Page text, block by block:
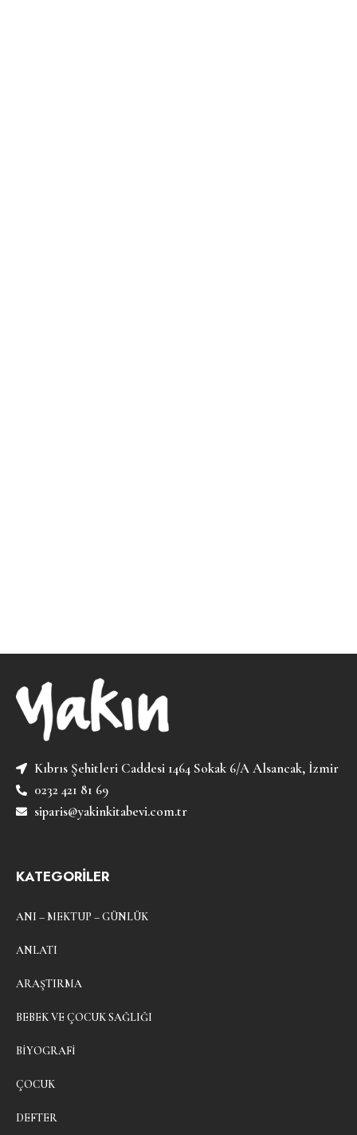
Kıbrıs Şehitleri Caddesi 1464 Sokak 6/A Alsancak, İzmir
0232 421 81 69
siparis@yakinkitabevi.com.tr
KATEGORİLER
ANI – MEKTUP – GÜNLÜK
ANLATI
ARAŞTIRMA
BEBEK VE ÇOCUK SAĞLIĞI
BIYOGRAFI
ÇOCUK
DEFTER